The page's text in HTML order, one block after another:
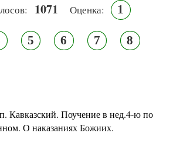
1071 Оценка: 1
5 6 7 8
Кавказский. Поучение в нед.4-ю по
О наказаниях Божиих.